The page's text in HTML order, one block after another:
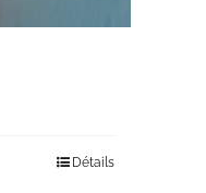
Détails